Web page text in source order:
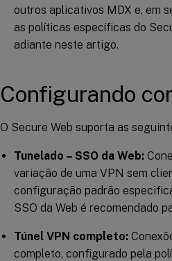
outros aplicativos MDX e, em
as políticas específicas do
adiante neste artigo.
Configurando
O Secure Web suporta as
Tunelado – SSO da Web:
variação de uma VPN sem
configuração padrão
SSO da Web é recomendado
Túnel VPN completo:
completo, configurado pela